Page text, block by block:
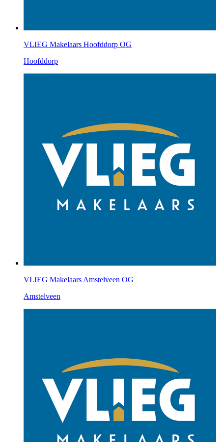
VLIEG Makelaars Hoofddorp OG
Hoofddorp
VLIEG Makelaars Amstelveen OG
Amstelveen